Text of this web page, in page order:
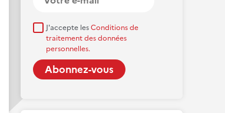
J'accepte lesConditions de
traitement des données
personnelles.